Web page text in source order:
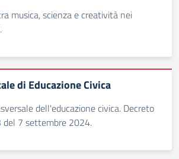
musica, scienza e creatività nei
di Educazione Civica
dell'educazione civica. Decreto
7 settembre 2024.